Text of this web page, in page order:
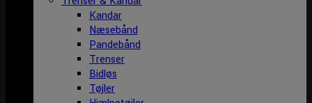
Kandar
Næsebånd
Pandebånd
Trenser
Bidløs
Tøjler